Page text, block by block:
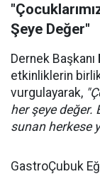
Şeye Değer"
Dernek Başkanı
etkinliklerin
vurgulayarak,
her şeye değer.
sunan herkese
GastroÇubuk